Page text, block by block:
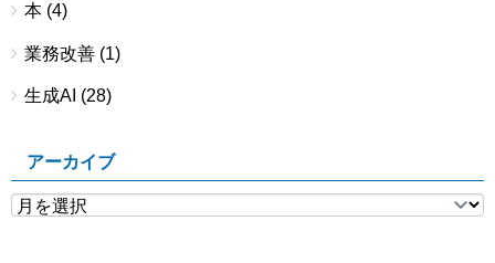
本 (4)
業務改善 (1)
生成AI (28)
アーカイブ